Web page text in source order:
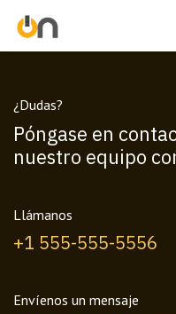
¿Dudas?
Póngase en
nuestro equipo
Llámanos
+1 555-555-5556
Envíenos un mensaje